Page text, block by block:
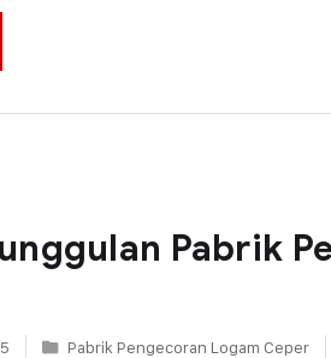
Pabrik
Pabrik Pengecoran Logam Ceper